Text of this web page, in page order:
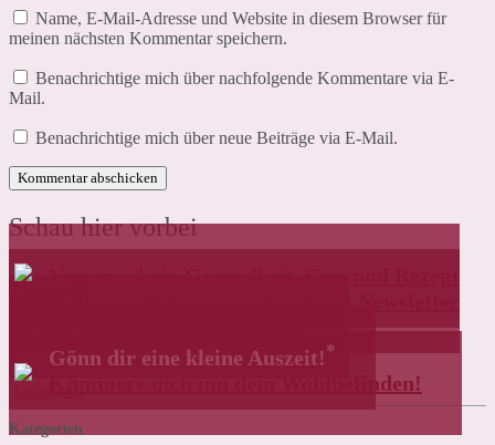
Name, E-Mail-Adresse und Website in diesem Browser für
meinen nächsten Kommentar speichern.
Benachrichtige mich über nachfolgende Kommentare via E-
Mail.
Benachrichtige mich über neue Beiträge via E-Mail.
Schau hier vorbei
Gönn dir eine kleine Auszeit!*
Kümmere dich um dein Wohlbefinden!
Kategorien